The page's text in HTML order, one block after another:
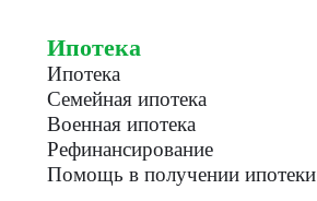
Ипотека
Ипотека
Семейная ипотека
Военная ипотека
Рефинансирование
Помощь в получении ипотеки